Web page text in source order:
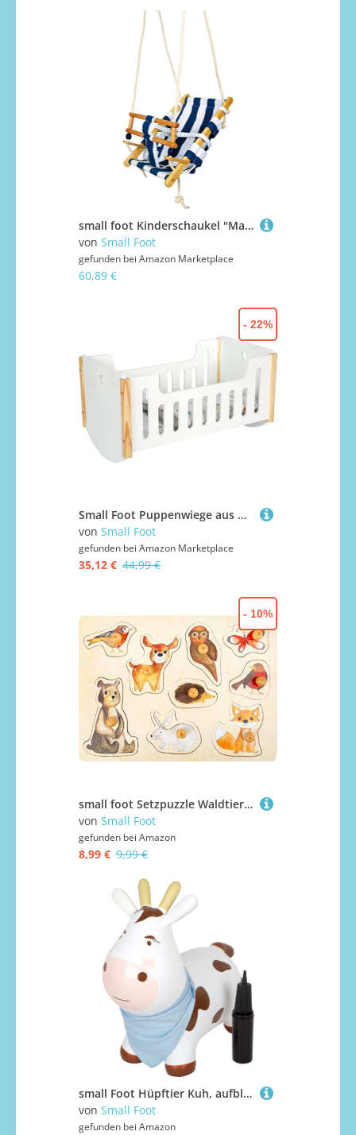
small foot Kinderschaukel "Maritim" aus Holz, belastbar bis 25 kg, sicher durch Gurt und Stoffbahn, ab 1,5 Jahren, 6996
von Small Foot
gefunden bei Amazon Marketplace
60,89 €
Small Foot Puppenwiege aus Holz mit Bettwäsche – skandinavisches Puppenbett „Little Button“ – für Puppen bis 46 cm – Puppenzubehör ab 3 Jahren, 12660
von Small Foot
gefunden bei Amazon Marketplace
35,12 € 44,99 €
- 22%
small foot Setzpuzzle Waldtiere aus Holz mit detaillierten Motiven, Puzzle für Kleinkinder ab 12 Monaten, 11499
von Small Foot
gefunden bei Amazon
8,99 € 9,99 €
- 10%
small Foot Hüpftier Kuh, aufblasbares Hüpfspielzeug mit Halstuch und Luftpumpe, für drinnen und draußen, bis 50 kg, für Kinder ab 2 Jahren, 12784
von Small Foot
gefunden bei Amazon